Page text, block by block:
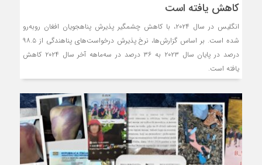
کاهش یافته است
انگلیس در سال ۲۰۲۴، با کاهش چشمگیر پذیرش پناهجویان افغان روبه‌رو
شده است. بر اساس گزارش‌ها، نرخ پذیرش درخواست‌های پناهندگی از ۹۸.۵
درصد در پایان سال ۲۰۲۳ به ۳۶ درصد در سه‌ماهه آخر سال ۲۰۲۴ کاهش
یافته است.